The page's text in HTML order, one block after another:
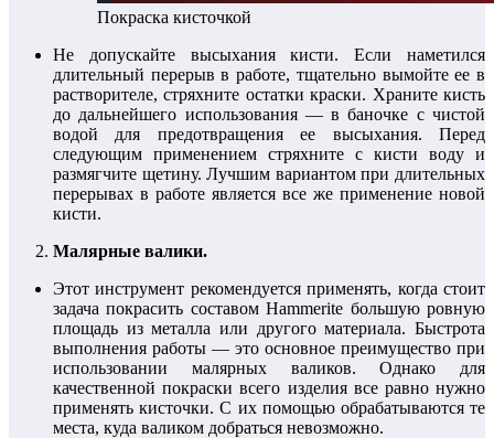
Покраска кисточкой
Не допускайте высыхания кисти. Если наметился
длительный перерыв в работе, тщательно вымойте ее в
растворителе, стряхните остатки краски. Храните кисть
до дальнейшего использования — в баночке с чистой
водой для предотвращения ее высыхания. Перед
следующим применением стряхните с кисти воду и
размягчите щетину. Лучшим вариантом при длительных
перерывах в работе является все же применение новой
кисти.
Малярные валики.
Этот инструмент рекомендуется применять, когда стоит
задача покрасить составом Hammerite большую ровную
площадь из металла или другого материала. Быстрота
выполнения работы — это основное преимущество при
использовании малярных валиков. Однако для
качественной покраски всего изделия все равно нужно
применять кисточки. С их помощью обрабатываются те
места, куда валиком добраться невозможно.